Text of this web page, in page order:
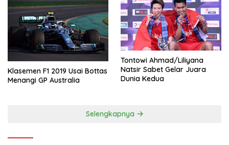
Klasemen F1 2019 Usai Bottas
Menangi GP Australia
Tontowi Ahmad/Liliyana
Natsir Sabet Gelar Juara
Dunia Kedua
Selengkapnya